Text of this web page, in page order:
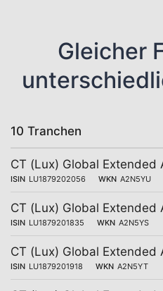
Gleicher
10 Tranchen
CT (Lux) Global Extended
ISIN LU1879202056 WKN A2N5YU
CT (Lux) Global Extended
ISIN LU1879201835 WKN A2N5YS
CT (Lux) Global Extended
ISIN LU1879201918 WKN A2N5YT